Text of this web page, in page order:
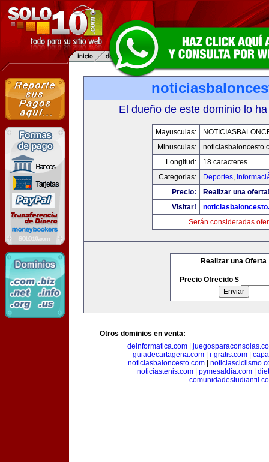
El dueño de este dominio lo
Mayusculas:
Minusculas:
Longitud:
18 caracteres
Categorias:
Deportes,
Precio:
Realizar una
Visitar!
Serán consideradas
Realizar una Oferta
Precio Ofrecido $
Otros dominios en venta:
deinformatica.com
guiadecartagena.com| i-gratis.com|
noticiasbaloncesto.com
noticiastenis.com
pymesaldia.com